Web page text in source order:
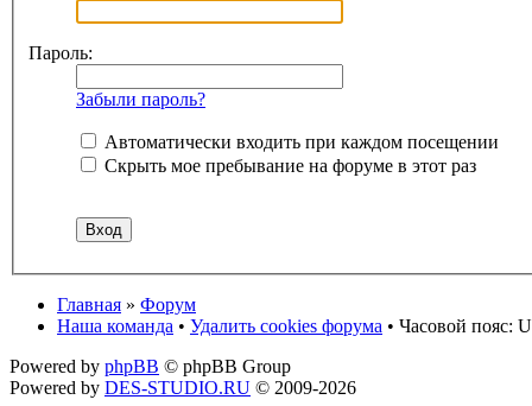
Пароль:
Забыли пароль?
Автоматически входить при каждом посещении
Скрыть мое пребывание на форуме в этот раз
Главная » Форум
Наша команда • Удалить cookies форума • Часовой пояс:
Powered by phpBB © phpBB Group
Powered by DES-STUDIO.RU © 2009-2026